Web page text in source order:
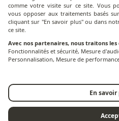
Premium Electric
Plancha - Black and
comme votre visite sur ce site. Vous
vous opposer aux traitements basés
cliquant sur "En savoir plus" ou dans
ce site.
Avec nos partenaires, nous traitons les
Fonctionnalités et sécurité, Mesure
Personnalisation, Mesure de
En